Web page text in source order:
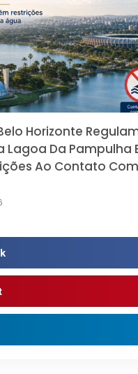
Horizonte
Lagoa Da Pampulha
Ao Contato